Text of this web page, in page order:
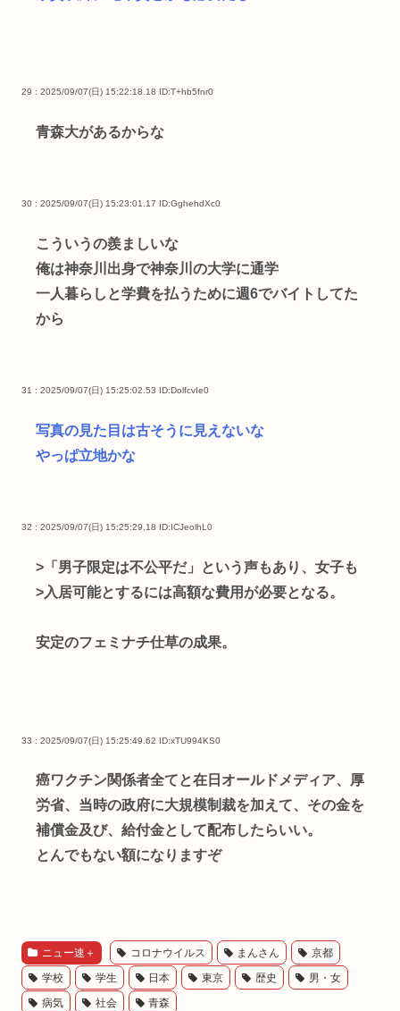
29 : 2025/09/07(日) 15:22:18.18 ID:T+hb5fnr0
青森大があるからな
30 : 2025/09/07(日) 15:23:01.17 ID:GghehdXc0
こういうの羨ましいな
俺は神奈川出身で神奈川の大学に通学
一人暮らしと学費を払うために週6でバイトしてた
から
31 : 2025/09/07(日) 15:25:02.53 ID:DolfcvIe0
写真の見た目は古そうに見えないな
やっぱ立地かな
32 : 2025/09/07(日) 15:25:29.18 ID:ICJeolhL0
>「男子限定は不公平だ」という声もあり、女子も
>入居可能とするには高額な費用が必要となる。
安定のフェミナチ仕草の成果。
33 : 2025/09/07(日) 15:25:49.62 ID:xTU994KS0
癌ワクチン関係者全てと在日オールドメディア、厚
労省、当時の政府に大規模制裁を加えて、その金を
補償金及び、給付金として配布したらいい。
とんでもない額になりますぞ
ニュー速＋ コロナウイルス まんさん 京都
学校 学生 日本 東京 歴史
男・女
病気
社会 青森